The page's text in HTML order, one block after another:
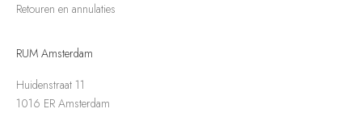
Retouren en annulaties
RUM Amsterdam
Huidenstraat 11
1016 ER Amsterdam